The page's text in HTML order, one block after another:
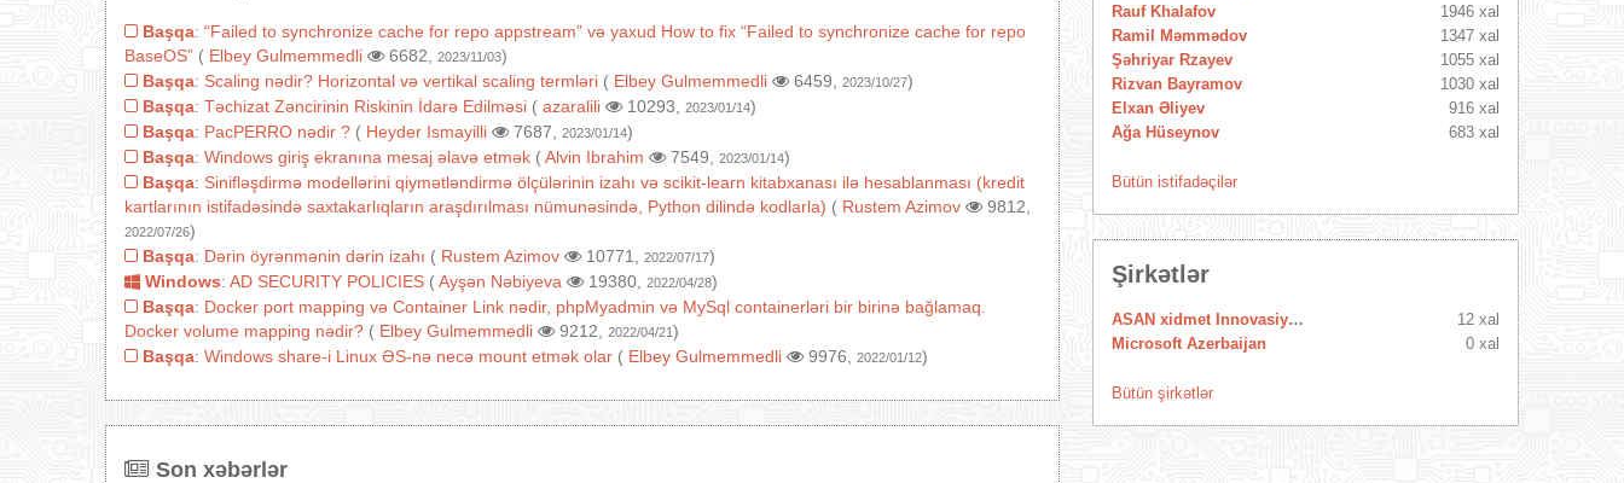
Başqa: “Failed to synchronize cache for repo appstream” və yaxud How to fix “Failed to synchronize cache for repo
BaseOS” ( Elbey Gulmemmedli 6682, 2023/11/03)
Başqa: Scaling nədir? Horizontal və vertikal scaling termləri ( Elbey Gulmemmedli 6459, 2023/10/27)
Başqa: Təchizat Zəncirinin Riskinin İdarə Edilməsi ( azaralili 10293, 2023/01/14)
Başqa: PacPERRO nədir ? ( Heyder Ismayilli 7687, 2023/01/14)
Başqa: Windows giriş ekranına mesaj əlavə etmək (Alvin Ibrahim 7549, 2023/01/14)
Başqa: Sinifləşdirmə modellərini qiymətləndirmə ölçülərinin izahı və scikit-learn kitabxanası ilə hesablanması (kredit
kartlarının istifadəsində saxtakarlıqların araşdırılması nümunəsində, Python dilində kodlarla) ( Rustem Azimov 9812,
2022/07/26)
Başqa: Dərin öyrənmənin dərin izahı ( Rustem Azimov 10771, 2022/07/17)
Windows: AD SECURITY POLICIES (Ayşən Nəbiyeva 19380, 2022/04/28)
Başqa: Docker port mapping və Container Link nədir, phpMyadmin və MySql containerləri bir birinə bağlamaq.
Docker volume mapping nədir? ( Elbey Gulmemmedli 9212, 2022/04/21)
Başqa: Windows share-i Linux ƏS-nə necə mount etmək olar ( Elbey Gulmemmedli 9976, 2022/01/12)
Son xəbərlər
Rauf Khalafov
1946 xal
Ramil Məmmədov
1347 xal
Şəhriyar Rzayev
1055 xal
Rizvan Bayramov
1030 xal
Elxan Əliyev
916 xal
Ağa Hüseynov
683 xal
Bütün istifadəçilər
Şirkətlər
ASAN xidmet Innovasiya Mərkəzi
12 xal
Microsoft Azerbaijan
0 xal
Bütün şirkətlər